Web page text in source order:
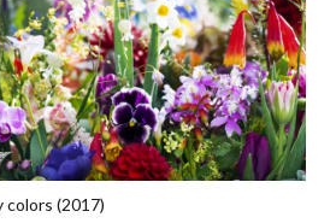
(2017)